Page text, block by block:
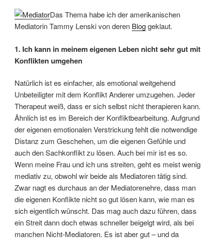
Das Thema habe ich der amerikanischen
Mediatorin Tammy Lenski von deren Bloggeklaut.
1. Ich kann in meinem eigenen Leben nicht sehr gut mit
Konflikten umgehen
Natürlich ist es einfacher, als emotional weitgehend
Unbeteiligter mit dem Konflikt Anderer umzugehen. Jeder
Therapeut weiß, dass er sich selbst nicht therapieren kann.
Ähnlich ist es im Bereich der Konfliktbearbeitung. Aufgrund
der eigenen emotionalen Verstrickung fehlt die notwendige
Distanz zum Geschehen, um die eigenen Gefühle und
auch den Sachkonflikt zu lösen. Auch bei mir ist es so.
Wenn meine Frau und ich uns streiten, geht es meist wenig
mediativ zu, obwohl wir beide als Mediatoren tätig sind.
Zwar nagt es durchaus an der Mediatorenehre, dass man
die eigenen Konflikte nicht so gut lösen kann, wie man es
sich eigentlich wünscht. Das mag auch dazu führen, dass
ein Streit dann doch etwas schneller beigelgt wird, als bei
manchen Nicht-Mediatoren. Es ist aber gut – und da